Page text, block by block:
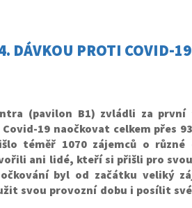
DÁVKOU PROTI COVID-
(pavilon B1) zvládli za první
19 naočkovat celkem přes
téměř 1070 zájemců o různé
ani lidé, kteří si přišli pro
byl od začátku veliký
svou provozní dobu i posílit